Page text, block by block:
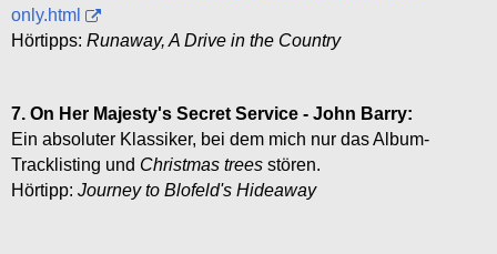
only.html
Hörtipps: Runaway, A Drive in the Country
7. On Her Majesty's Secret Service - John Barry:
Ein absoluter Klassiker, bei dem mich nur das Album-
Tracklisting und Christmas trees stören.
Hörtipp: Journey to Blofeld's Hideaway